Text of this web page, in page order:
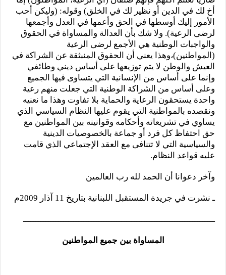
أخ لك في الدين أو نظير لك في الخلق) وقوله: (وليكن أحب
الأمور إليك أوسطها في الحق وأعمها في العدل وأجمعها
لرضى الرعية). ولا شك بأن العدالة والمساواة في الحقوق
والواجبات الوطنية هي الأجمع لرضى الرعية
(المواطنين)،وهذا يعني أن الحقوق المنبثقة عن الشراكة في
العيش والوطن لا يتم توزيعها على أساس ديني وطائفي
وإنما على أساس من الإنسانية التي يتساوى فيها الجميع
وعلى أساس من الشراكة الوطنية التي جعلت منهم رعية
واحدة يستحقون الرعاية والحماية بلا تفاوت وهذا ما نعنيه
ونقصده بالمواطنية التي يقوم عليها النظام السياسي الذي
يساوي في تشريعاته وأحكامه وقوانينه بين المواطنين مع
حق احتفاظ كل فرد أو جماعة بالخصوصيات الدينية
والسياسية التي لا تتنافى مع العقد الإجتماعي الذي قامت
عليه قواعد النظام.
وآخر دعوانا أن الحمد لله رب العالمين
ـ نشرت في جريدة المستقبل اللبنانية بتاريخ 11 آذار 2009م
ــــــــــــــــــــــــــــــــــــــــــــــــــــــــــــــــــــــــــــ
المساواة بين جميع المواطنين